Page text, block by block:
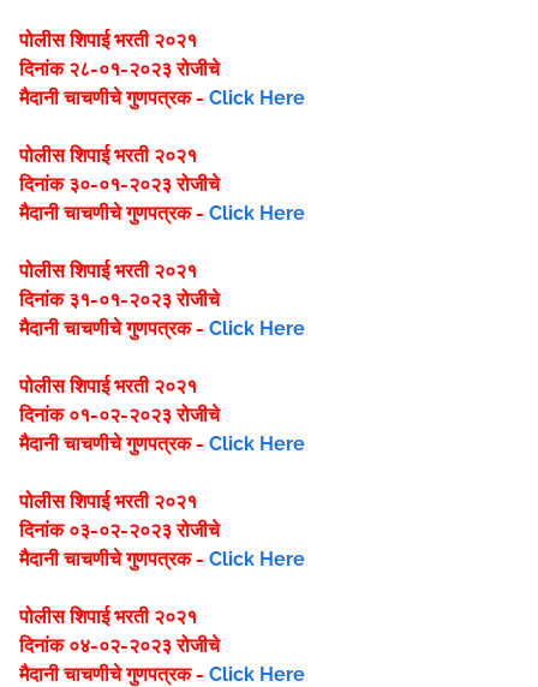
पोलीस शिपाई भरती २०२१
दिनांक २८-०१-२०२३ रोजीचे
मैदानी चाचणीचे गुणपत्रक - Click Here
पोलीस शिपाई भरती २०२१
दिनांक ३०-०१-२०२३ रोजीचे
मैदानी चाचणीचे गुणपत्रक - Click Here
पोलीस शिपाई भरती २०२१
दिनांक ३१-०१-२०२३ रोजीचे
मैदानी चाचणीचे गुणपत्रक - Click Here
पोलीस शिपाई भरती २०२१
दिनांक ०१-०२-२०२३ रोजीचे
मैदानी चाचणीचे गुणपत्रक - Click Here
पोलीस शिपाई भरती २०२१
दिनांक ०३-०२-२०२३ रोजीचे
मैदानी चाचणीचे गुणपत्रक - Click Here
पोलीस शिपाई भरती २०२१
दिनांक ०४-०२-२०२३ रोजीचे
मैदानी चाचणीचे गुणपत्रक - Click Here